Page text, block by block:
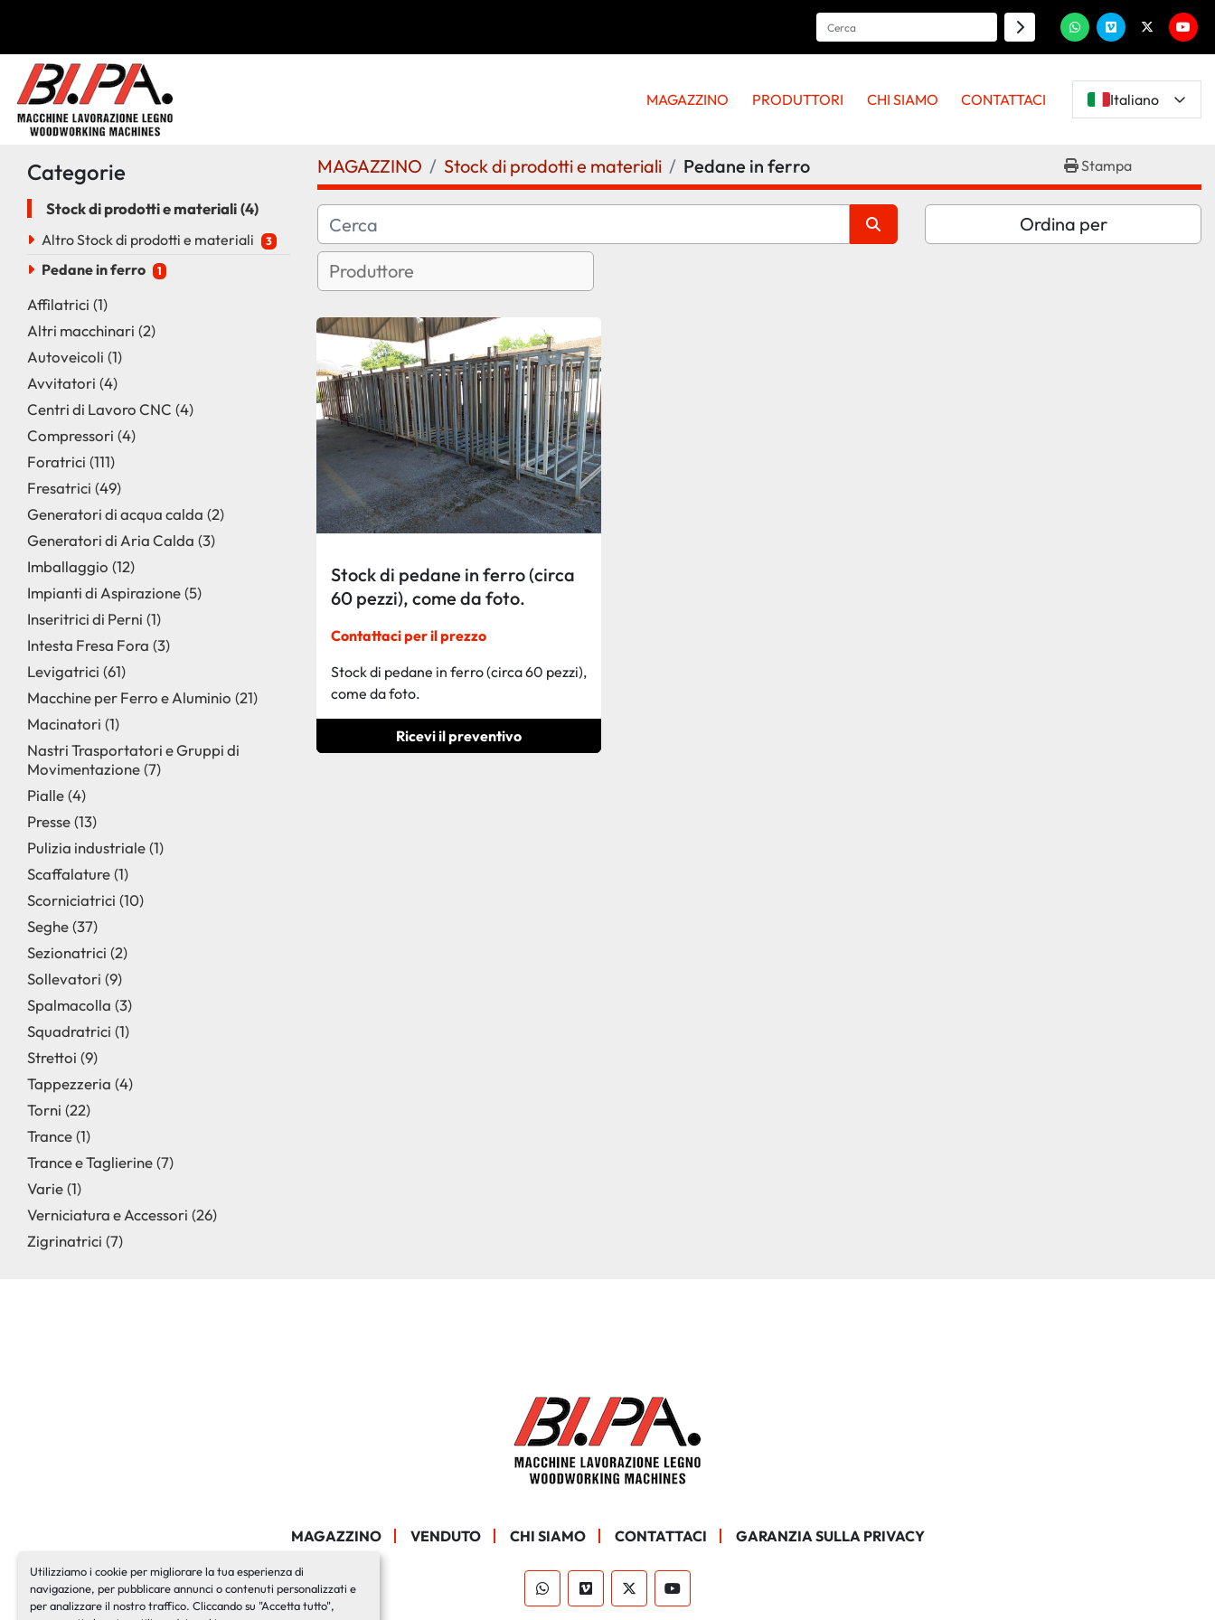
Utilizziamo i cookie per migliorare la tua esperienza di
navigazione, per pubblicare annunci o contenuti personalizzati e
per analizzare il nostro traffico. Cliccando su "Accetta tutto",
whatsappvimeotwitter
MAGAZZINO PRODUTTORI CHI SIAMO CONTATTACI Italiano
Categorie
Stock di prodotti e materiali 4
Altro Stock di prodotti e materiali 3
Pedane in ferro 1
Affilatrici 1
Altri macchinari 2
Autoveicoli 1
Avvitatori 4
Centri di Lavoro CNC 4
Compressori 4
Foratrici 111
Fresatrici 49
Generatori di acqua calda 2
Generatori di Aria Calda 3
Imballaggio 12
Impianti di Aspirazione 5
Inseritrici di Perni 1
Intesta Fresa Fora 3
Levigatrici 61
Macchine per Ferro e Aluminio 21
Macinatori 1
Nastri Trasportatori e Gruppi di
Movimentazione 7
Pialle 4
Presse 13
Pulizia industriale 1
Scaffalature 1
Scorniciatrici 10
Seghe 37
Sezionatrici 2
Sollevatori 9
Spalmacolla 3
Squadratrici 1
Strettoi 9
Tappezzeria 4
Torni 22
Trance 1
Trance e Taglierine 7
Varie 1
Verniciatura e Accessori 26
Zigrinatrici 7
MAGAZZINO Stock di prodotti e materiali Pedane in ferro Stampa
Ordina per
Stock di pedane in ferro (circa
60 pezzi), come da foto.
Contattaci per il prezzo
Stock di pedane in ferro (circa 60 pezzi),
come da foto.
Ricevi il preventivo
MAGAZZINO VENDUTO CHI SIAMO CONTATTACI GARANZIA SULLA PRIVACY
whatsappvimeo twitteryoutube